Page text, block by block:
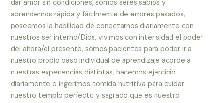
dar amor sin condiciones, somos seres sabios y
aprendemos rápida y fácilmente de errores pasados,
poseemos la habilidad de conectarnos diariamente con
nuestros ser interno/Dios, vivimos con intensidad el poder
del ahora/el presente, somos pacientes para poder ir a
nuestro propio paso individual de aprendizaje acorde a
nuestras experiencias distintas, hacemos ejercicio
diariamente e ingerimos comida nutritiva para cuidar
nuestro templo perfecto y sagrado que es nuestro